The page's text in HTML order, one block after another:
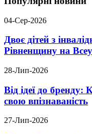
04-Сер-2026
Двоє дітей з
Рівненщину на
28-Лип-2026
Від ідеї до
свою впізнаваність
27-Лип-2026